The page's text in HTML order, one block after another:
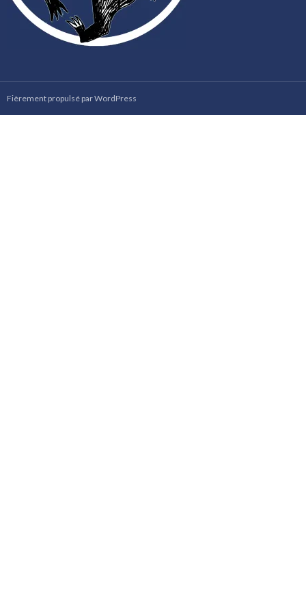
Fièrement propulsé par WordPress